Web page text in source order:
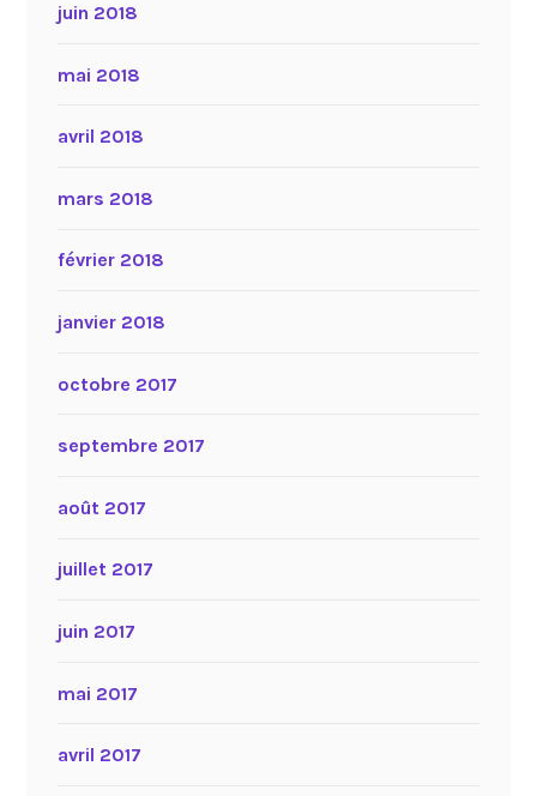
juin 2018
mai 2018
avril 2018
mars 2018
février 2018
janvier 2018
octobre 2017
septembre 2017
août 2017
juillet 2017
juin 2017
mai 2017
avril 2017